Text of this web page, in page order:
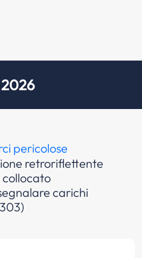
pericolose
retroriflettente
carichi